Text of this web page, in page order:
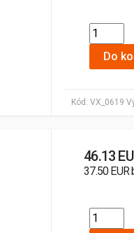
Kód: VX_0619
Do
46.13
37.50 EUR